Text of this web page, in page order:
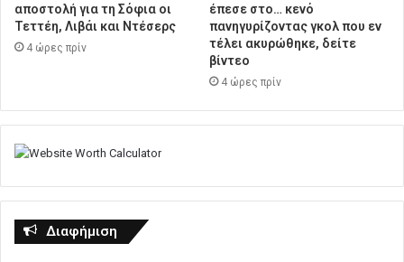
αποστολή για τη Σόφια οι
Τεττέη, Λιβάι και Ντέσερς
4 ώρες πρίν
έπεσε στο… κενό
πανηγυρίζοντας γκολ που εν
τέλει ακυρώθηκε, δείτε
βίντεο
4 ώρες πρίν
Διαφήμιση